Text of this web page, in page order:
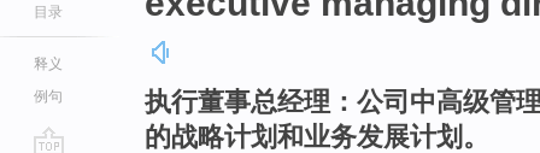
目录
释义
例句
执行董事总经理：公司中高级管
的战略计划和业务发展计划。